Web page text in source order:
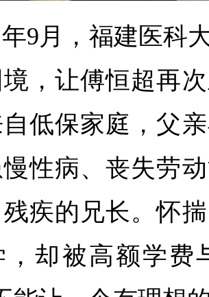
9月，福建医科
，让傅恒超再
自低保家庭，父
性病、丧失劳
疾的兄长。怀
，却被高额学费